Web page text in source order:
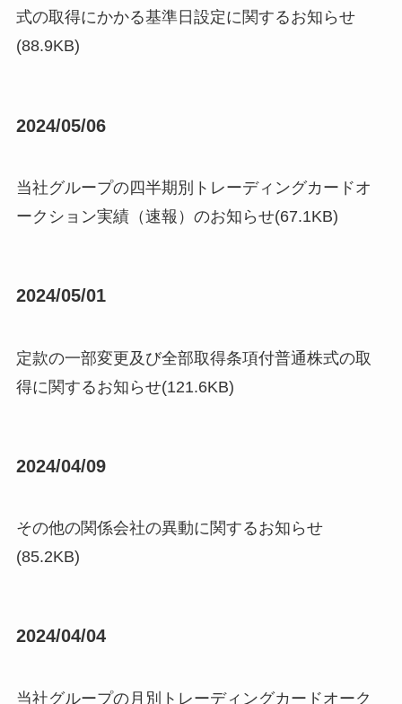
式の取得にかかる基準日設定に関するお知らせ
(88.9KB)
2024/05/06
当社グループの四半期別トレーディングカードオ
ークション実績（速報）のお知らせ(67.1KB)
2024/05/01
定款の一部変更及び全部取得条項付普通株式の取
得に関するお知らせ(121.6KB)
2024/04/09
その他の関係会社の異動に関するお知らせ
(85.2KB)
2024/04/04
当社グループの月別トレーディングカードオーク